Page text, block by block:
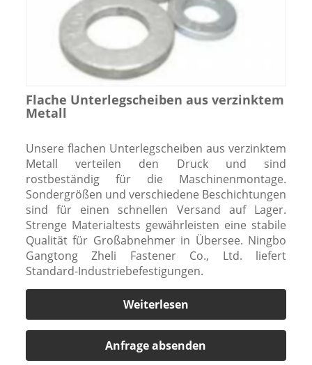
Flache Unterlegscheiben aus verzinktem
Metall
Unsere flachen Unterlegscheiben aus verzinktem
Metall verteilen den Druck und sind
rostbeständig für die Maschinenmontage.
Sondergrößen und verschiedene Beschichtungen
sind für einen schnellen Versand auf Lager.
Strenge Materialtests gewährleisten eine stabile
Qualität für Großabnehmer in Übersee. Ningbo
Gangtong Zheli Fastener Co., Ltd. liefert
Standard-Industriebefestigungen.
Weiterlesen
Anfrage absenden